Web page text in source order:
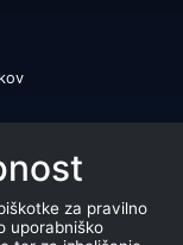
za pravilno
uporabniško